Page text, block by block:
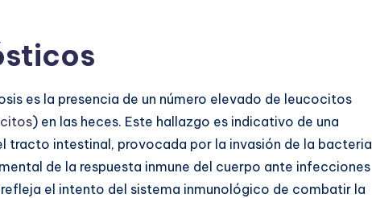
es la presencia de un número elevado de leucocitos
) en las heces. Este hallazgo es indicativo de una
tracto intestinal, provocada por la invasión de la bacteria
de la respuesta inmune del cuerpo ante infecciones
el intento del sistema inmunológico de combatir la